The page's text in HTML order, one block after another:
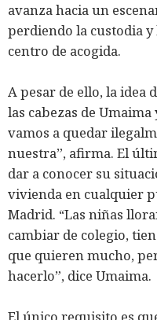
avanza hacia un
perdiendo la custodia
centro de acogida.
A pesar de ello, la idea
las cabezas de
vamos a quedar
nuestra”, afirma. El
dar a conocer su
vivienda en cualquier
Madrid. “Las niñas
cambiar de colegio,
que quieren mucho,
hacerlo”, dice Umaima.